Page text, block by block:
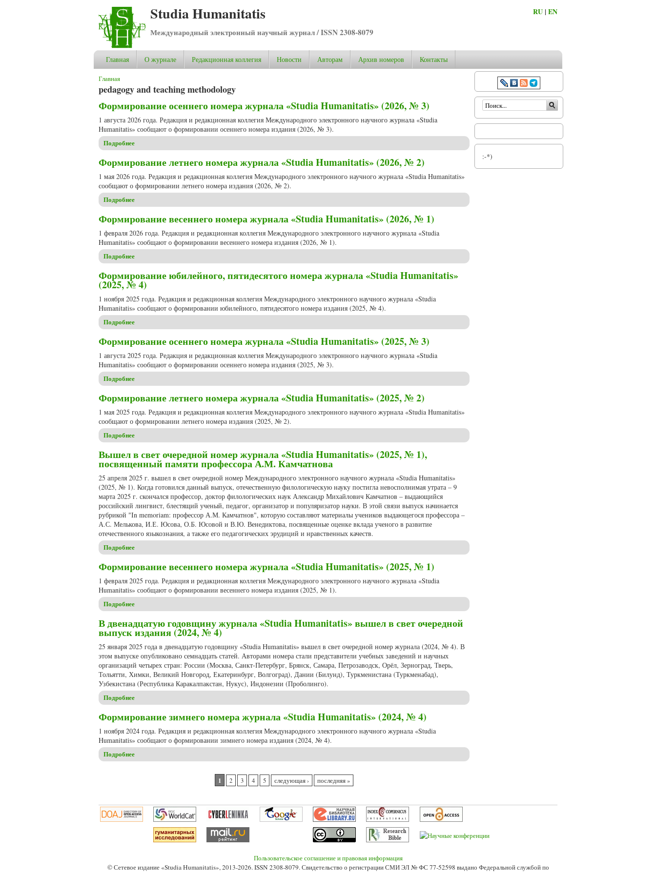
Studia Humanitatis
Международный электронный научный журнал / ISSN 2308-8079
RU |EN
Главная О журнале Редакционная коллегия Новости Авторам Архив номеров Контакты
Вы здесь
Главная
pedagogy and teaching methodology
Формирование осеннего номера журнала «Studia Humanitatis» (2026, № 3)
1 августа 2026 года. Редакция и редакционная коллегия Международного электронного научного журнала «Studia
Humanitatis» сообщают о формировании осеннего номера издания (2026, № 3).
Подробнее
Формирование летнего номера журнала «Studia Humanitatis» (2026, № 2)
1 мая 2026 года. Редакция и редакционная коллегия Международного электронного научного журнала «Studia Humanitatis»
сообщают о формировании летнего номера издания (2026, № 2).
Подробнее
Формирование весеннего номера журнала «Studia Humanitatis» (2026, № 1)
1 февраля 2026 года. Редакция и редакционная коллегия Международного электронного научного журнала «Studia
Humanitatis» сообщают о формировании весеннего номера издания (2026, № 1).
Подробнее
Формирование юбилейного, пятидесятого номера журнала «Studia Humanitatis»
(2025, № 4)
1 ноября 2025 года. Редакция и редакционная коллегия Международного электронного научного журнала «Studia
Humanitatis» сообщают о формировании юбилейного, пятидесятого номера издания (2025, № 4).
Подробнее
Формирование осеннего номера журнала «Studia Humanitatis» (2025, № 3)
1 августа 2025 года. Редакция и редакционная коллегия Международного электронного научного журнала «Studia
Humanitatis» сообщают о формировании осеннего номера издания (2025, № 3).
Подробнее
Формирование летнего номера журнала «Studia Humanitatis» (2025, № 2)
1 мая 2025 года. Редакция и редакционная коллегия Международного электронного научного журнала «Studia Humanitatis»
сообщают о формировании летнего номера издания (2025, № 2).
Подробнее
Вышел в свет очередной номер журнала «Studia Humanitatis» (2025, № 1),
посвященный памяти профессора А.М. Камчатнова
25 апреля 2025 г. вышел в свет очередной номер Международного электронного научного журнала «Studia Humanitatis»
(2025, № 1). Когда готовился данный выпуск, отечественную филологическую науку постигла невосполнимая утрата – 9
марта 2025 г. скончался профессор, доктор филологических наук Александр Михайлович Камчатнов – выдающийся
российский лингвист, блестящий ученый, педагог, организатор и популяризатор науки. В этой связи выпуск начинается
рубрикой "In memoriam: профессор А.М. Камчатнов", которую составляют материалы учеников выдающегося профессора –
А.С. Мелькова, И.Е. Юсова, О.Б. Юсовой и В.Ю. Венедиктова, посвященные оценке вклада ученого в развитие
отечественного языкознания, а также его педагогических эрудиций и нравственных качеств.
Подробнее
Формирование весеннего номера журнала «Studia Humanitatis» (2025, № 1)
1 февраля 2025 года. Редакция и редакционная коллегия Международного электронного научного журнала «Studia
Humanitatis» сообщают о формировании весеннего номера издания (2025, № 1).
Подробнее
В двенадцатую годовщину журнала «Studia Humanitatis» вышел в свет очередной
выпуск издания (2024, № 4)
25 января 2025 года в двенадцатую годовщину «Studia Humanitatis» вышел в свет очередной номер журнала (2024, № 4). В
этом выпуске опубликовано семнадцать статей. Авторами номера стали представители учебных заведений и научных
организаций четырех стран: России (Москва, Санкт-Петербург, Брянск, Самара, Петрозаводск, Орёл, Зерноград, Тверь,
Тольятти, Химки, Великий Новгород, Екатеринбург, Волгоград), Дании (Билунд), Туркменистана (Туркменабад),
Узбекистана (Республика Каракалпакстан, Нукус), Индонезии (Проболинго).
Подробнее
Формирование зимнего номера журнала «Studia Humanitatis» (2024, № 4)
1 ноября 2024 года. Редакция и редакционная коллегия Международного электронного научного журнала «Studia
Humanitatis» сообщают о формировании зимнего номера издания (2024, № 4).
Подробнее
1 2 3 4 5 следующая › последняя »
Форма поиска
:-*)
Пользовательское соглашение и правовая информация
© Сетевое издание «Studia Humanitatis», 2013-2026. ISSN 2308-8079. Свидетельство о регистрации СМИ ЭЛ № ФС 77-52598 выдано Федеральной службой по